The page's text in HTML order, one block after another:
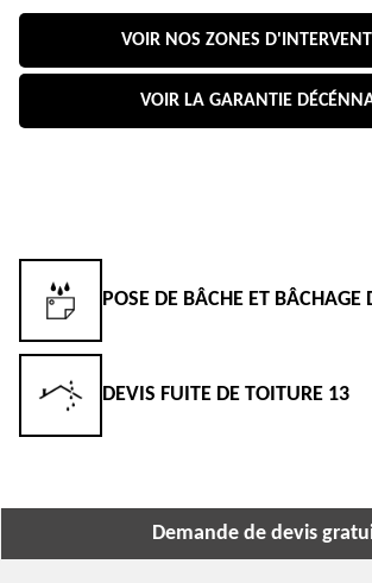
VOIR NOS ZONES
VOIR LA GARANTIE
POSE DE BÂCHE ET BÂCHAGE
DEVIS FUITE DE TOITURE 13
Demande de devis